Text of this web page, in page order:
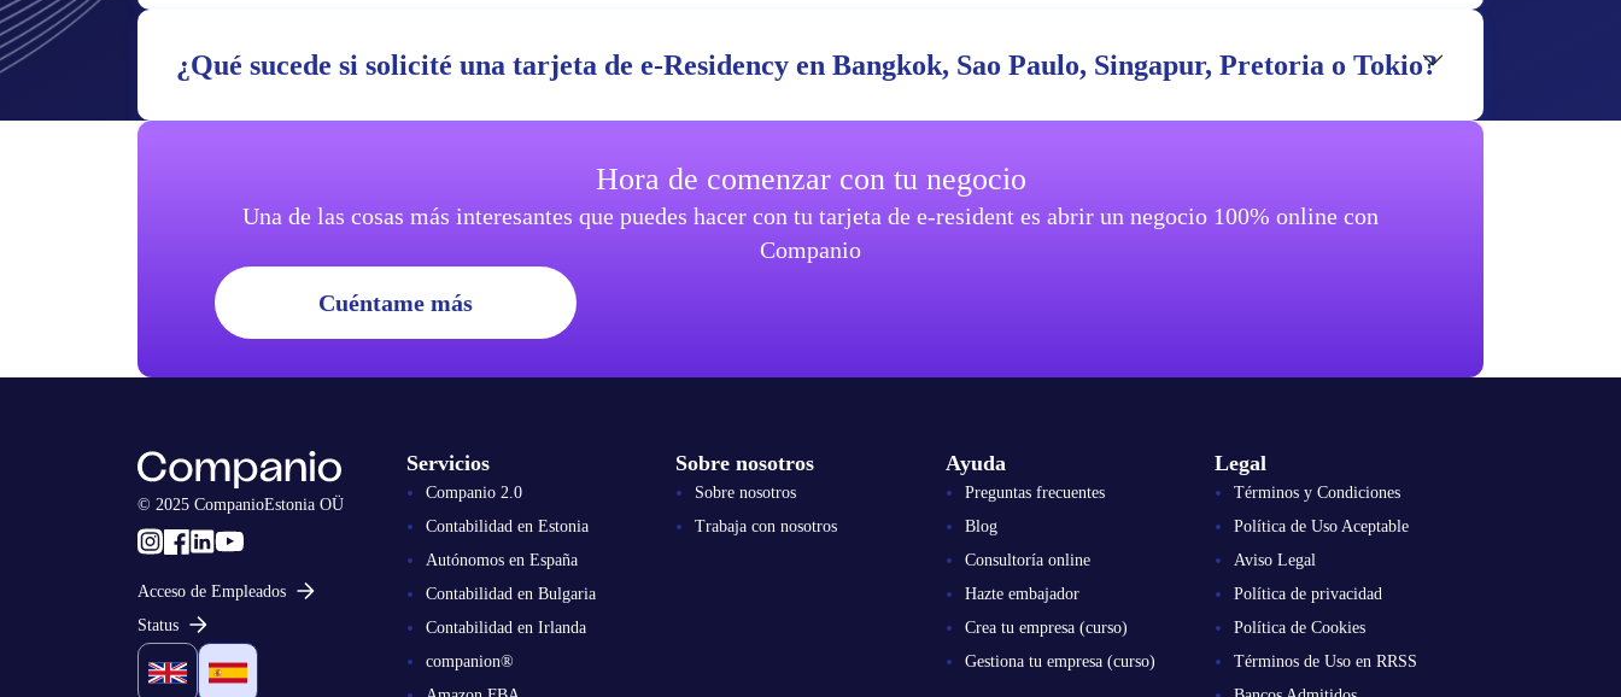
¿Qué sucede si solicité una tarjeta de e-Residency en Bangkok, Sao Paulo, Singapur, Pretoria o Tokio?
Hora de comenzar con tu negocio
Una de las cosas más interesantes que puedes hacer con tu tarjeta de e-resident es abrir un negocio 100% online con
Companio
Cuéntame más
© 2025 CompanioEstonia OÜ
Acceso de Empleados
Status
Servicios
Companio 2.0
Contabilidad en Estonia
Autónomos en España
Contabilidad en Bulgaria
Contabilidad en Irlanda
companion®
Sobre nosotros
Sobre nosotros
Trabaja con nosotros
Ayuda
Preguntas frecuentes
Blog
Consultoría online
Hazte embajador
Crea tu empresa (curso)
Gestiona tu empresa (curso)
Legal
Términos y Condiciones
Política de Uso Aceptable
Aviso Legal
Política de privacidad
Política de Cookies
Términos de Uso en RRSS